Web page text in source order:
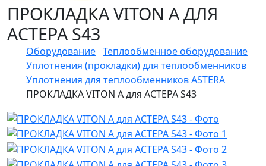
ПРОКЛАДКА VITON A ДЛЯ
АСТЕРА S43
Оборудование Теплообменное оборудование
Уплотнения (прокладки) для теплообменников
Уплотнения для теплообменников ASTERA
ПРОКЛАДКА VITON A для АСТЕРА S43